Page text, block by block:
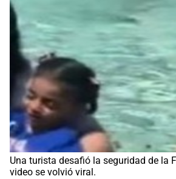
Una turista desafió la seguridad de la
video se volvió viral.